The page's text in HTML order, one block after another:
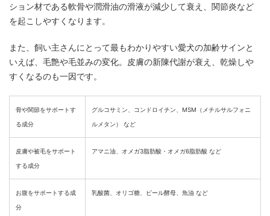
ション材である軟骨や潤滑油の滑液が減少して衰え、関節炎など
を起こしやすくなります。
また、飼い主さんにとって最もわかりやすい愛犬の加齢サインと
いえば、毛艶や毛並みの変化。皮膚の新陳代謝が衰え、乾燥しや
すくなるのも一因です。
骨や関節をサポートす
る成分
グルコサミン、コンドロイチン、MSM（メチルサルフォニ
ルメタン） など
皮膚や被毛をサポート
する成分
アマニ油、オメガ3脂肪酸・オメガ6脂肪酸 など
お腹をサポートする成
分
乳酸菌、オリゴ糖、ビール酵母、魚油 など